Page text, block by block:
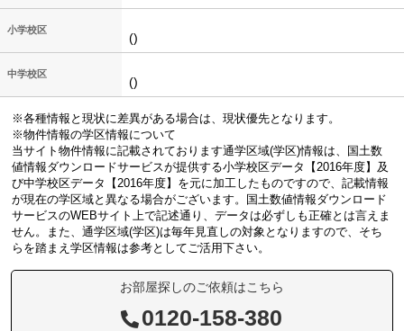
小学校区
()
中学校区
()
※各種情報と現状に差異がある場合は、現状優先となります。
※物件情報の学区情報について
当サイト物件情報に記載されております通学区域(学区)情報は、国土数
値情報ダウンロードサービスが提供する小学校区データ【2016年度】及
び中学校区データ【2016年度】を元に加工したものですので、記載情報
が現在の学区域と異なる場合がございます。国土数値情報ダウンロード
サービスのWEBサイト上で記述通り、データは必ずしも正確とは言えま
せん。また、通学区域(学区)は毎年見直しの対象となりますので、そち
らを踏まえ学区情報は参考としてご活用下さい。
お部屋探しのご依頼はこちら
0120-158-380